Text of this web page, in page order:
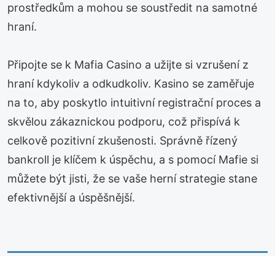
prostředkům a mohou se soustředit na samotné
hraní.
Připojte se k Mafia Casino a užijte si vzrušení z
hraní kdykoliv a odkudkoliv. Kasino se zaměřuje
na to, aby poskytlo intuitivní registrační proces a
skvělou zákaznickou podporu, což přispívá k
celkově pozitivní zkušenosti. Správně řízený
bankroll je klíčem k úspěchu, a s pomocí Mafie si
můžete být jisti, že se vaše herní strategie stane
efektivnější a úspěšnější.